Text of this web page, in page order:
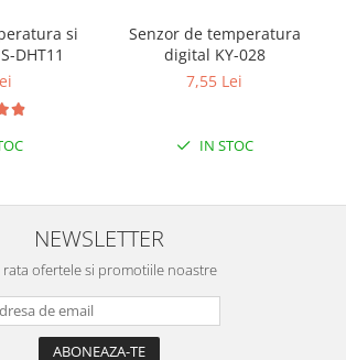
si
DHT11
Senzor de temperatura
digital KY-028
7,55 Lei
IN STOC
NEWSLETTER
rata ofertele si promotiile noastre